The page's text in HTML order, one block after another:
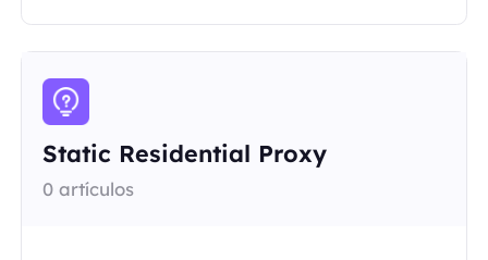
Static Residential Proxy
0 artículos